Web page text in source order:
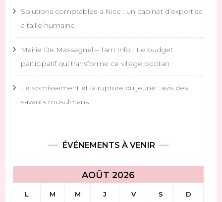
Solutions comptables a Nice : un cabinet d’expertise
a taille humaine
Mairie De Massaguel – Tarn Info : Le budget
participatif qui transforme ce village occitan
Le vomissement et la rupture du jeune : avis des
savants musulmans
ÉVÉNEMENTS À VENIR
AOÛT 2026
L M M J V S D